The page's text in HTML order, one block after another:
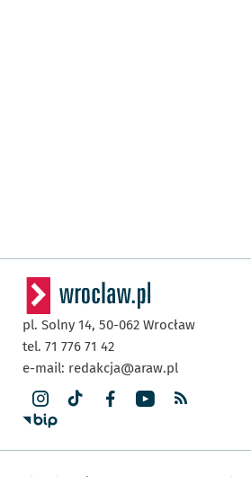
pl. Solny 14, 50-062 Wrocław
tel. 71 776 71 42
e-mail: redakcja@araw.pl